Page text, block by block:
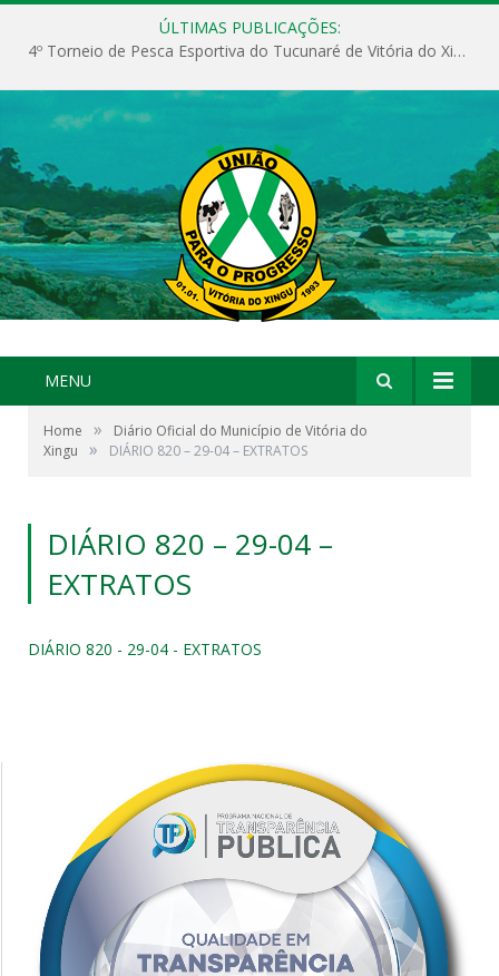
ÚLTIMAS PUBLICAÇÕES:
4º Torneio de Pesca Esportiva do Tucunaré de Vitória do Xingu
MENU
Home »
Diário Oficial do Município de Vitória do
Xingu
» DIÁRIO 820 – 29-04 – EXTRATOS
DIÁRIO 820 – 29-04 –
EXTRATOS
DIÁRIO 820 - 29-04 - EXTRATOS